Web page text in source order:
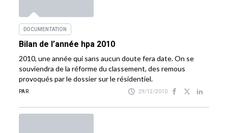
DOCUMENTATION
Bilan de l’année hpa 2010
2010, une année qui sans aucun doute fera date. On se
souviendra de la réforme du classement, des remous
provoqués par le dossier sur le résidentiel.
PAR 29/12/2010